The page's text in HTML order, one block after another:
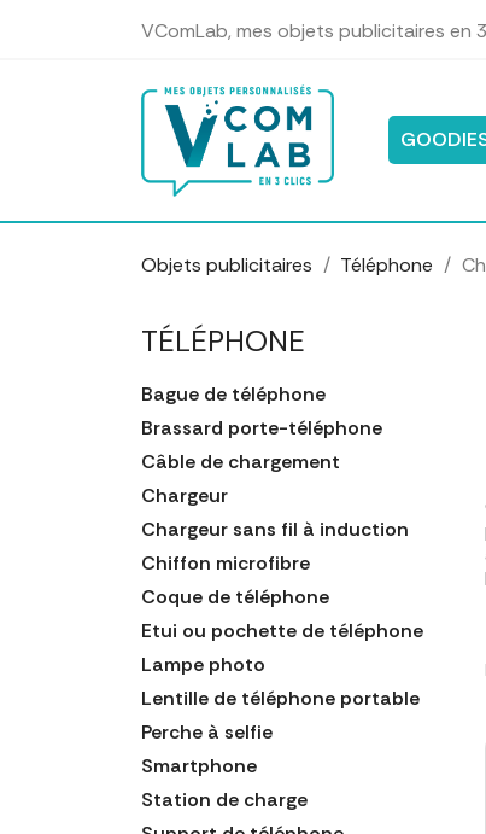
VComLab, mes objets publicitaires en
Objets publicitaires Téléphone
TÉLÉPHONE
Bague de téléphone
Brassard porte-téléphone
Câble de chargement
Chargeur
Chargeur sans fil à induction
Chiffon microfibre
Coque de téléphone
Etui ou pochette de téléphone
Lampe photo
Lentille de téléphone portable
Perche à selfie
Smartphone
Station de charge